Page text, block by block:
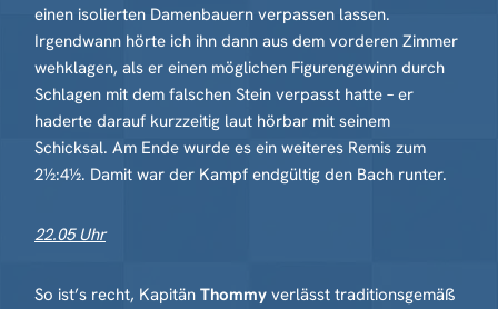
einen isolierten Damenbauern verpassen lassen.
Irgendwann hörte ich ihn dann aus dem vorderen Zimmer
wehklagen, als er einen möglichen Figurengewinn durch
Schlagen mit dem falschen Stein verpasst hatte – er
haderte darauf kurzzeitig laut hörbar mit seinem
Schicksal. Am Ende wurde es ein weiteres Remis zum
2½:4½. Damit war der Kampf endgültig den Bach runter.
22.05 Uhr
So ist’s recht, Kapitän Thommy verlässt traditionsgemäß